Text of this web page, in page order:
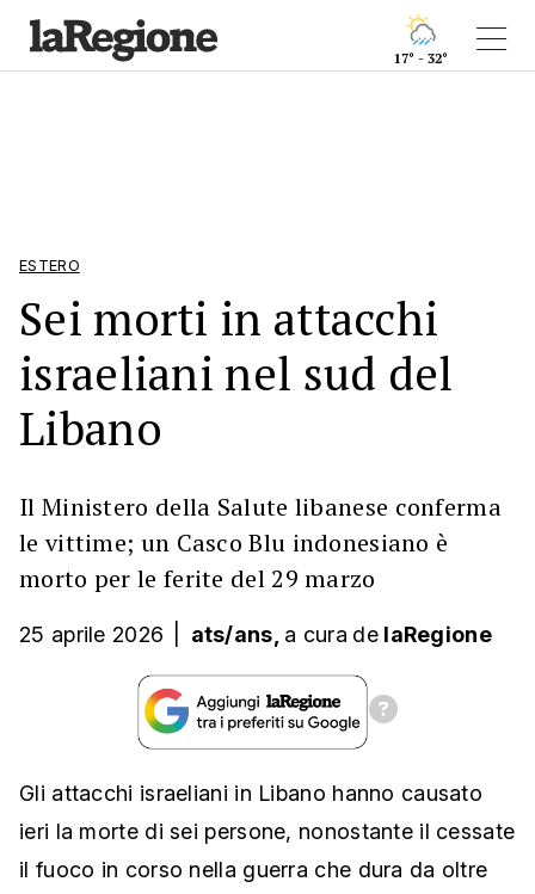
17° - 32°
ESTERO
Sei morti in attacchi
israeliani nel sud del
Libano
Il Ministero della Salute libanese conferma
le vittime; un Casco Blu indonesiano è
morto per le ferite del 29 marzo
25 aprile 2026 ats/ans, a cura de laRegione
Gli attacchi israeliani in Libano hanno causato
ieri la morte di sei persone, nonostante il cessate
il fuoco in corso nella guerra che dura da oltre